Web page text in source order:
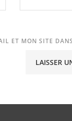
ET MON SITE